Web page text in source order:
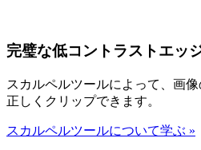
完璧な低コントラストエッ
スカルペルツールによって、画
正しくクリップできます。
スカルペルツールについて学ぶ »